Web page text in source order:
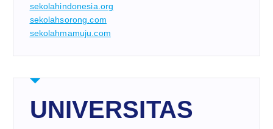
sekolahindonesia.org
sekolahsorong.com
sekolahmamuju.com
UNIVERSITAS